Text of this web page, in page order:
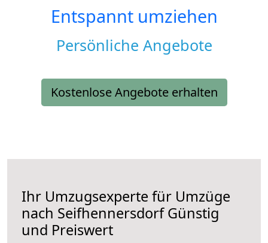
Entspannt umziehen
Persönliche Angebote
Kostenlose Angebote erhalten
Ihr Umzugsexperte für Umzüge
nach SeifhennersdorfGünstig
und Preiswert